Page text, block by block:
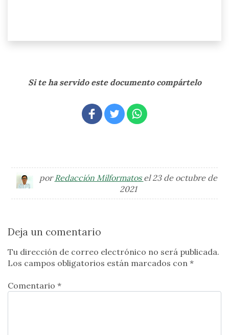
Si te ha servido este documento compártelo
por Redacción Milformatos el 23 de octubre de
2021
Deja un comentario
Tu dirección de correo electrónico no será publicada.
Los campos obligatorios están marcados con *
Comentario *